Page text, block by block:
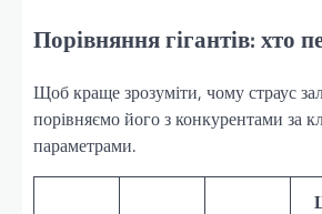
Порівняння гігантів: хто
Щоб краще зрозуміти, чому страус
порівняємо його з конкурентами за
параметрами.